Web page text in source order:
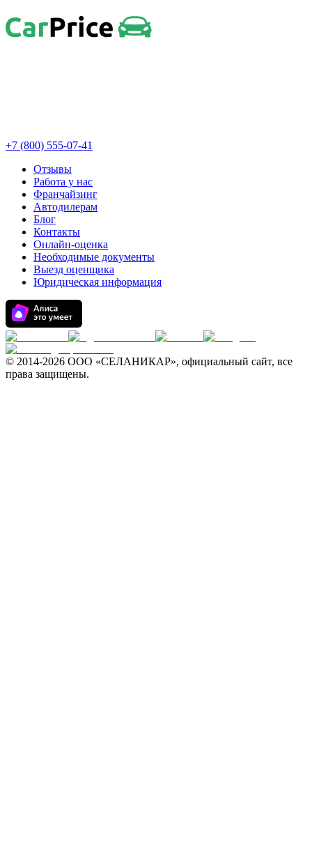
+7 (800) 555-07-41
Отзывы
Работа у нас
Франчайзинг
Автодилерам
Блог
Контакты
Онлайн-оценка
Необходимые документы
Выезд оценщика
Юридическая информация
© 2014-2026 ООО «СЕЛАНИКАР», официальный сайт, все
права защищены.